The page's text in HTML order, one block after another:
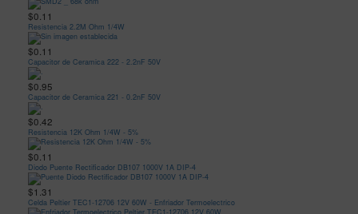
$0.11
Resistencia 2.2M Ohm 1/4W
$0.11
Capacitor de Ceramica 222 - 2.2nF 50V
$0.95
Capacitor de Ceramica 221 - 0.2nF 50V
$0.42
Resistencia 12K Ohm 1/4W - 5%
$0.11
Diodo Puente Rectificador DB107 1000V 1A DIP-4
$1.31
Celda Peltier TEC1-12706 12V 60W - Enfriador Termoelectrico